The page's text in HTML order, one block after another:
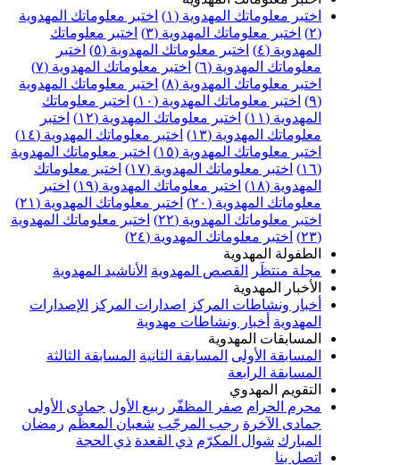
معلوماتك المهدوية (١)
اختبر معلوماتك المهدوية
اختبر معلوماتك المهدوية (٣)
اختبر معلوماتك
اختبر معلوماتك المهدوية (٥)
اختبر
المهدوية (٦)
اختبر معلوماتك المهدوية (٧)
معلوماتك المهدوية (٨)
اختبر معلوماتك المهدوية
اختبر معلوماتك المهدوية (١٠)
اختبر معلوماتك
اختبر معلوماتك المهدوية (١٢)
اختبر
المهدوية (١٣)
اختبر معلوماتك المهدوية (١٤)
معلوماتك المهدوية (١٥)
اختبر معلوماتك المهدوية
اختبر معلوماتك المهدوية (١٧)
اختبر معلوماتك
اختبر معلوماتك المهدوية (١٩)
اختبر
المهدوية (٢٠)
اختبر معلوماتك المهدوية (٢١)
معلوماتك المهدوية (٢٢)
اختبر معلوماتك المهدوية
اختبر معلوماتك المهدوية (٢٤)
المهدوية
منتظَر
القصص المهدوية الأناشيد المهدوية
المهدوية
ونشاطات المركز اصدارات المركز الإصدارات
أخبار ونشاطات مهدوية
المهدوية
الأولى المسابقة الثانية المسابقة الثالثة
الرابعة
المهدوي
الحرام
صفر المظفّر ربيع الأول جمادى الأولى
رجب المرجّب شعبان المعظّم رمضان
شوال المكرّم ذي القعدة ذي الحجة